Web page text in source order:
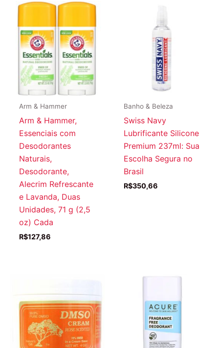
Arm & Hammer
Arm & Hammer,
Essenciais com
Desodorantes
Naturais,
Desodorante,
Alecrim Refrescante
e Lavanda, Duas
Unidades, 71 g (2,5
oz) Cada
R$127,86
Banho & Beleza
Swiss Navy
Lubrificante Silicone
Premium 237ml: Sua
Escolha Segura no
Brasil
R$350,66